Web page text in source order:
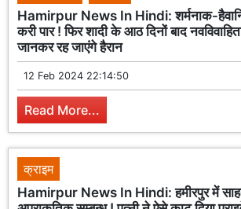
Hamirpur News In Hindi: शर्मनाक-
करी पार ! फिर शादी के आठ दिनों बाद
जानकर रह जाएंगे हैरान
12 Feb 2024 22:14:50
Read More...
क्राइम
Hamirpur News In Hindi: हमीरपुर में साहब